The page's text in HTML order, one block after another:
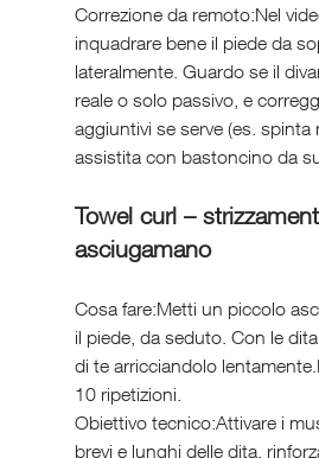
Correzione da remoto:Nel
inquadrare bene il piede da
lateralmente. Guardo se il
reale o solo passivo, e
aggiuntivi se serve (es. spinta
assistita con bastoncino da
Towel curl –
asciugamano
Cosa fare:Metti un piccolo
il piede, da seduto. Con le
di te arricciandolo
10 ripetizioni.
Obiettivo tecnico:Attivare i
brevi e lunghi delle dita,